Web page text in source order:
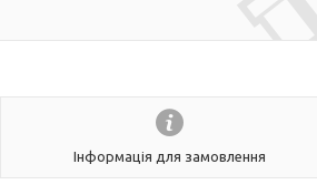
Інформація для замовлення